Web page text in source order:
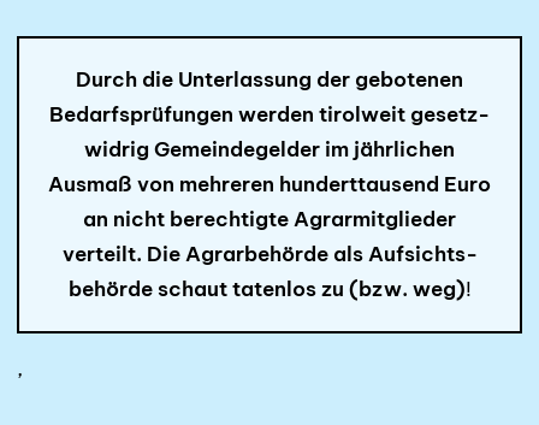
Durch die Unterlassung der gebotenen
Bedarfsprüfungen werden tirolweit gesetz­­
widrig Gemeindegelder im jährlichen
Ausmaß von mehreren hundert­tausend Euro
an nicht berechtigte Agrarmitglieder
verteilt. Die Agrarbehörde als Aufsichts­
behörde schaut taten­los zu (bzw. weg)!
,